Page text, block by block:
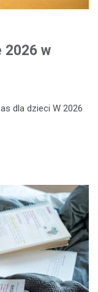
2026 w
dla dzieci W 2026